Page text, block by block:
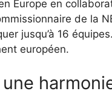
Europe en
de la
jusqu’à 16
européen.